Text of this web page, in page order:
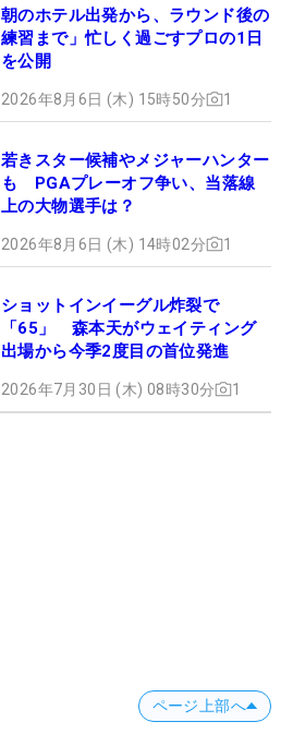
朝のホテル出発から、ラウンド後の
練習まで」忙しく過ごすプロの1日
を公開
2026年8月6日 (木) 15時50分 1
若きスター候補やメジャーハンター
も PGAプレーオフ争い、当落線
上の大物選手は？
2026年8月6日 (木) 14時02分 1
ショットインイーグル炸裂で
「65」 森本天がウェイティング
出場から今季2度目の首位発進
2026年7月30日 (木) 08時30分 1
ページ上部へ